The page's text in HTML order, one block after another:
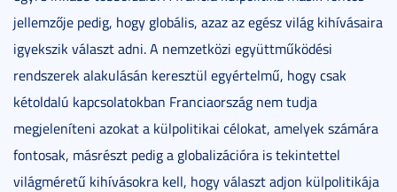
jellemzője pedig, hogy globális, azaz az egész világ kihívásaira
igyekszik választ adni. A nemzetközi együttműködési
rendszerek alakulásán keresztül egyértelmű, hogy csak
kétoldalú kapcsolatokban Franciaország nem tudja
megjeleníteni azokat a külpolitikai célokat, amelyek számára
fontosak, másrészt pedig a globalizációra is tekintettel
világméretű kihívásokra kell, hogy választ adjon külpolitikája